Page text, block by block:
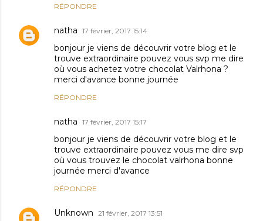
RÉPONDRE
natha 17 février, 2017 15:14
bonjour je viens de découvrir votre blog et le
trouve extraordinaire pouvez vous svp me dire
où vous achetez votre chocolat Valrhona ?
merci d'avance bonne journée
RÉPONDRE
natha 17 février, 2017 15:17
bonjour je viens de découvrir votre blog et le
trouve extraordinaire pouvez vous me dire svp
où vous trouvez le chocolat valrhona bonne
journée merci d'avance
RÉPONDRE
Unknown 21 février, 2017 13:51